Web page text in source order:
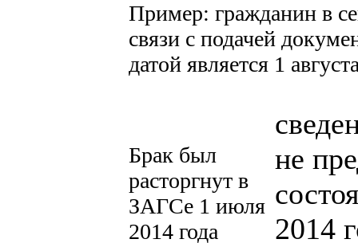
Пример: гражданин в
связи с подачей
датой является 1
Брак был
расторгнут в
ЗАГСе 1 июля
2014 года
не
2014